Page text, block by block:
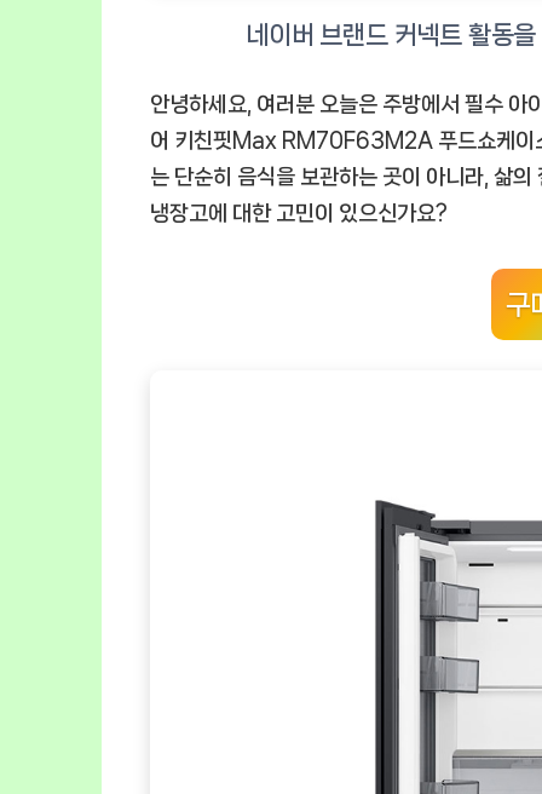
안녕하세요, 여러분 오늘은 주방에서 필수
어 키친핏Max RM70F63M2A 푸드쇼케이
는 단순히 음식을 보관하는 곳이 아니라, 삶
냉장고에 대한 고민이 있으신가요?
구